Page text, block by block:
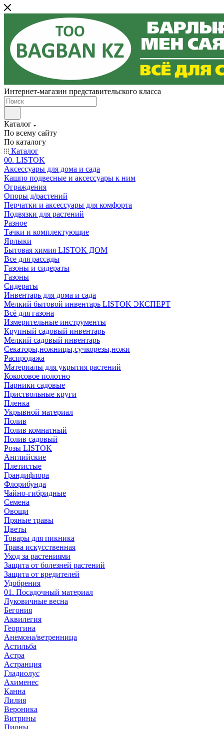
Интернет-магазин представительского класса
Каталог
По всему сайту
По каталогу
Каталог
00. LISTOK
Аксессуары для дома и сада
Кашпо подвесные и аксессуары к ним
Ограждения
Опоры д/растений
Перчатки и аксессуары для комфорта
Подвязки для растений
Разное
Тачки и комплектующие
Ярлыки
Бытовая химия LISTOK ДОМ
Все для рассады
Газоны и сидераты
Газоны
Сидераты
Инвентарь для дома и сада
Мелкий бытовой инвентарь LISTOK ЭКСПЕРТ
Всё для газона
Измерительные инструменты
Крупный садовый инвентарь
Мелкий садовый инвентарь
Секаторы,ножницы,сучкорезы,ножи
Распродажа
Материалы для укрытия растений
Кокосовое полотно
Парники садовые
Приствольные круги
Пленка
Укрывной материал
Полив
Полив комнатный
Полив садовый
Розы LISTOK
Английские
Плетистые
Грандифлора
Флорибунда
Чайно-гибридные
Семена
Овощи
Пряные травы
Цветы
Товары для пикника
Трава искусственная
Уход за растениями
Защита от болезней растений
Защита от вредителей
Удобрения
01. Посадочный материал
Луковичные весна
Бегония
Аквилегия
Георгина
Анемона/ветренница
Астильба
Астра
Астранция
Гладиолус
Ахименес
Канна
Лилия
Вероника
Витрины
Пионы